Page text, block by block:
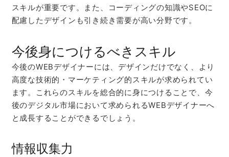
スキルが重要です。また、コーディングの知識やSEOに
配慮したデザインも引き続き需要が高い分野です。
今後身につけるべきスキル
今後のWEBデザイナーには、デザインだけでなく、より
高度な技術的・マーケティング的スキルが求められてい
ます。これらのスキルを総合的に身につけることで、今
後のデジタル市場において求められるWEBデザイナーへ
と成長することができるでしょう。
情報収集力